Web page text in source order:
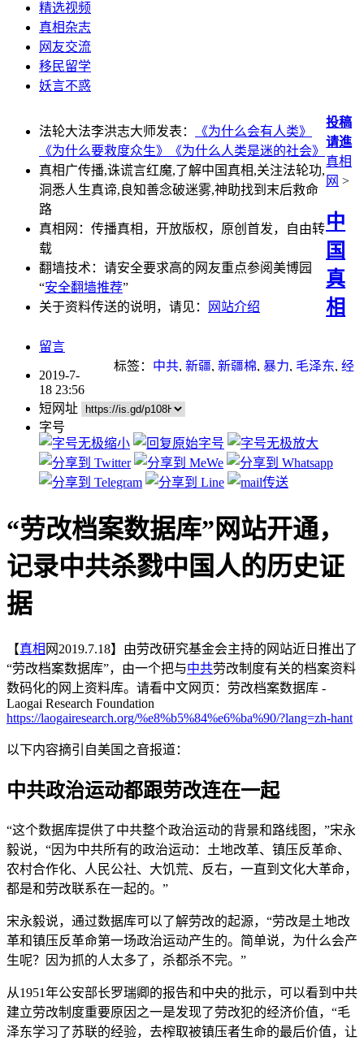
精选视频
真相杂志
网友交流
移民留学
妖言不惑
法轮大法李洪志大师发表：
《为什么会有人类》
《为什么要救度众生》
《为什么人类是迷的社会》
真相广传播,诛谎言红魔,了解中国真相,关注法轮功,
洞悉人生真谛,良知善念破迷雾,神助找到末后救命
路
真相网：传播真相，开放版权，原创首发，自由转
载
翻墙技术：请安全要求高的网友重点参阅美博园
“安全翻墙推荐”
关于资料传送的说明，请见：
网站介绍
投稿
请進
真相
网 >
中
国
真
相
留言
标签： 中共, 新疆, 新疆棉, 暴力, 毛泽东, 经
2019-7-
18 23:56
短网址
字号
“劳改档案数据库”网站开通，
记录中共杀戮中国人的历史证
据
【真相 网2019.7.18】由劳改研究基金会主持的网站近日推出了
“劳改档案数据库”，由一个把与中共劳改制度有关的档案资料
数码化的网上资料库。请看中文网页：劳改档案数据库 -
Laogai Research Foundation
https://laogairesearch.org/%e8%b5%84%e6%ba%90/?lang=zh-hant
以下内容摘引自美国之音报道：
中共政治运动都跟劳改连在一起
“这个数据库提供了中共整个政治运动的背景和路线图，”宋永
毅说，“因为中共所有的政治运动：土地改革、镇压反革命、
农村合作化、人民公社、大饥荒、反右，一直到文化大革命，
都是和劳改联系在一起的。”
宋永毅说，通过数据库可以了解劳改的起源，“劳改是土地改
革和镇压反革命第一场政治运动产生的。简单说，为什么会产
生呢？因为抓的人太多了，杀都杀不完。”
从1951年公安部长罗瑞卿的报告和中央的批示，可以看到中共
建立劳改制度重要原因之一是发现了劳改犯的经济价值，“毛
泽东学习了苏联的经验，去榨取被镇压者生命的最后价值，让